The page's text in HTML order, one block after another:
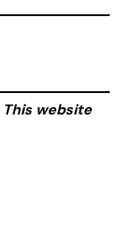
This website